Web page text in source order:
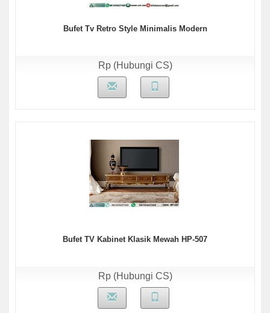
Bufet Tv Retro Style Minimalis Modern
Rp (Hubungi CS)
Bufet TV Kabinet Klasik Mewah HP-507
Rp (Hubungi CS)